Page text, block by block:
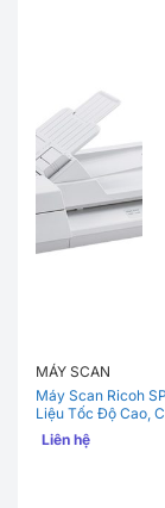
MÁY SCAN
Máy Scan Ricoh
Liệu Tốc Độ Cao,
Liên hệ